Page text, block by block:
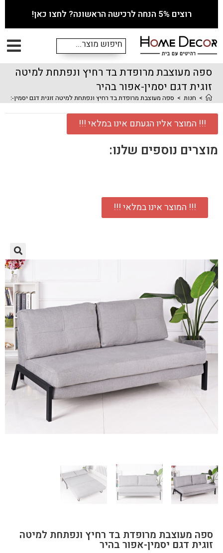
רוצים 5% הנחה לרכישה הראשונה? לחצו כאן!
ספה מעוצבת מרופדת בד רחיץ ונפתחת למיטה
זוגית דגם יסמין-אפור בהיר
> חנות > ספה מעוצבת מרופדת בד רחיץ ונפתחת למיטה זוגית דגם יסמין-
!!! המוצר אליו הגעתם אינו במלאי !!!
מוצרים נוספים שלנו:
!!! המוצר אינו במלאי !!!
ספה מעוצבת מרופדת בד רחיץ ונפתחת למיטה
זוגית דגם יסמין-אפור בהיר